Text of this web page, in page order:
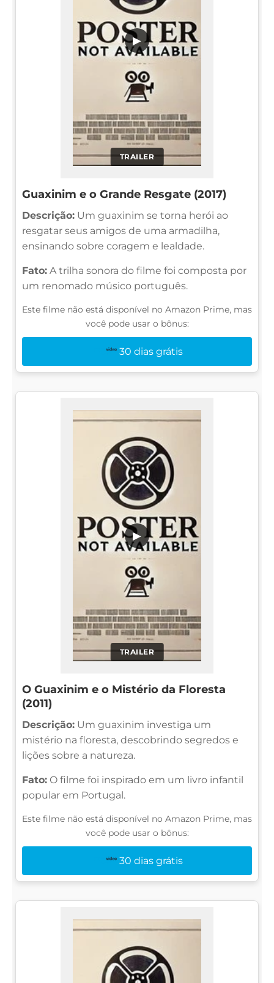
TRAILER
▶
Guaxinim e o Grande Resgate (2017)
Descrição: Um guaxinim se torna herói ao
resgatar seus amigos de uma armadilha,
ensinando sobre coragem e lealdade.
Fato: A trilha sonora do filme foi composta por
um renomado músico português.
Este filme não está disponível no Amazon Prime, mas
você pode usar o bônus:
30 dias grátis
TRAILER
▶
O Guaxinim e o Mistério da Floresta
(2011)
Descrição: Um guaxinim investiga um
mistério na floresta, descobrindo segredos e
lições sobre a natureza.
Fato: O filme foi inspirado em um livro infantil
popular em Portugal.
Este filme não está disponível no Amazon Prime, mas
você pode usar o bônus:
30 dias grátis